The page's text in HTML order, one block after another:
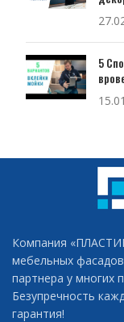
5
Компания
мебельных
партнера у многих
Безупречность
гарантия!